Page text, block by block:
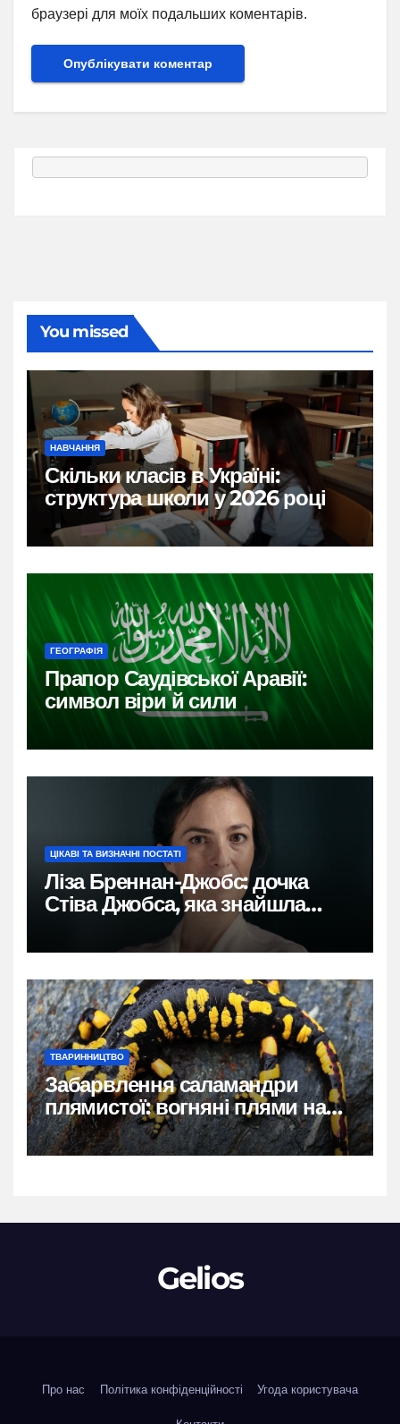
браузері для моїх подальших коментарів.
You missed
НАВЧАННЯ
Скільки класів в Україні:
структура школи у 2026 році
ГЕОГРАФІЯ
Прапор Саудівської Аравії:
символ віри й сили
ЦІКАВІ ТА ВИЗНАЧНІ ПОСТАТІ
Ліза Бреннан-Джобс: дочка
Стіва Джобса, яка знайшла
власний голос
ТВАРИННИЦТВО
Забарвлення саламандри
плямистої: вогняні плями на
чорному тлі
Gelios
Про нас Політика конфіденційності Угода користувача